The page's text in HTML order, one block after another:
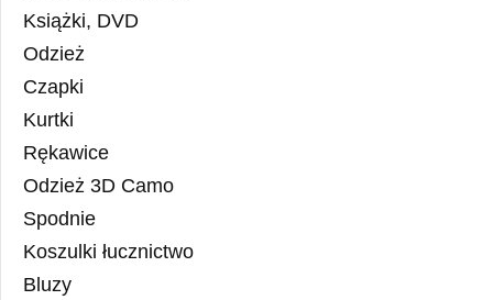
Książki, DVD
Odzież
Czapki
Kurtki
Rękawice
Odzież 3D Camo
Spodnie
Koszulki łucznictwo
Bluzy